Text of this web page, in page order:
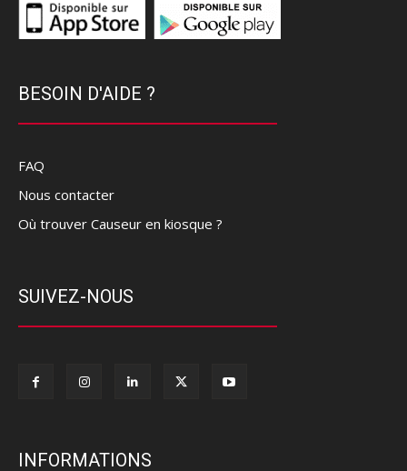
BESOIN D'AIDE ?
FAQ
Nous contacter
Où trouver Causeur en kiosque ?
SUIVEZ-NOUS
INFORMATIONS